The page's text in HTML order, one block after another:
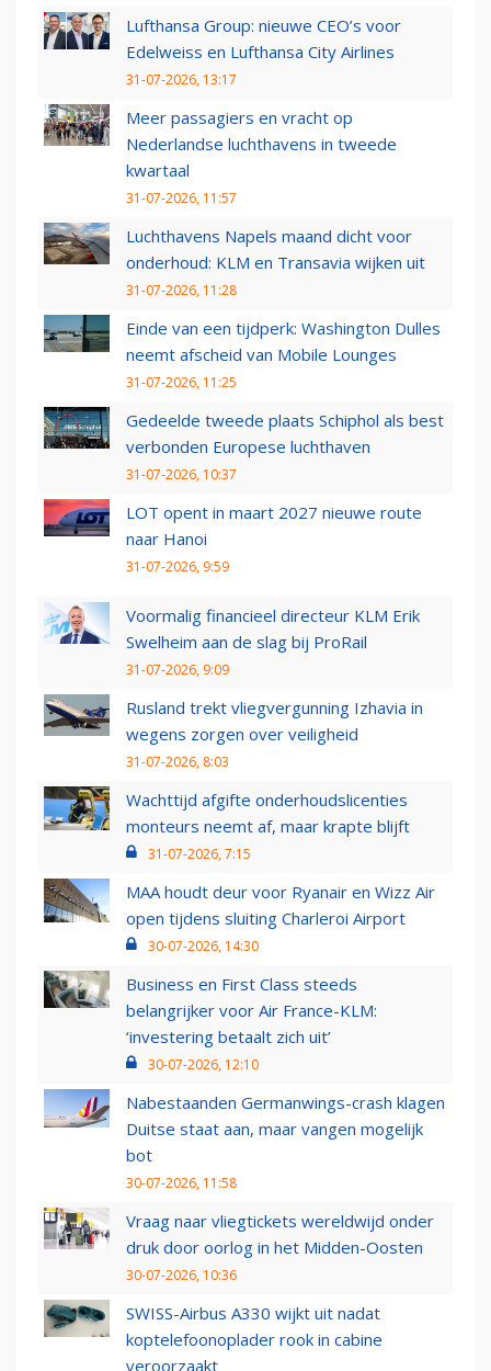
Lufthansa Group: nieuwe CEO’s voor
Edelweiss en Lufthansa City Airlines
31-07-2026, 13:17
Meer passagiers en vracht op
Nederlandse luchthavens in tweede
kwartaal
31-07-2026, 11:57
Luchthavens Napels maand dicht voor
onderhoud: KLM en Transavia wijken uit
31-07-2026, 11:28
Einde van een tijdperk: Washington Dulles
neemt afscheid van Mobile Lounges
31-07-2026, 11:25
Gedeelde tweede plaats Schiphol als best
verbonden Europese luchthaven
31-07-2026, 10:37
LOT opent in maart 2027 nieuwe route
naar Hanoi
31-07-2026, 9:59
Voormalig financieel directeur KLM Erik
Swelheim aan de slag bij ProRail
31-07-2026, 9:09
Rusland trekt vliegvergunning Izhavia in
wegens zorgen over veiligheid
31-07-2026, 8:03
Wachttijd afgifte onderhoudslicenties
monteurs neemt af, maar krapte blijft
31-07-2026, 7:15
MAA houdt deur voor Ryanair en Wizz Air
open tijdens sluiting Charleroi Airport
30-07-2026, 14:30
Business en First Class steeds
belangrijker voor Air France-KLM:
‘investering betaalt zich uit’
30-07-2026, 12:10
Nabestaanden Germanwings-crash klagen
Duitse staat aan, maar vangen mogelijk
bot
30-07-2026, 11:58
Vraag naar vliegtickets wereldwijd onder
druk door oorlog in het Midden-Oosten
30-07-2026, 10:36
SWISS-Airbus A330 wijkt uit nadat
koptelefoonoplader rook in cabine
veroorzaakt